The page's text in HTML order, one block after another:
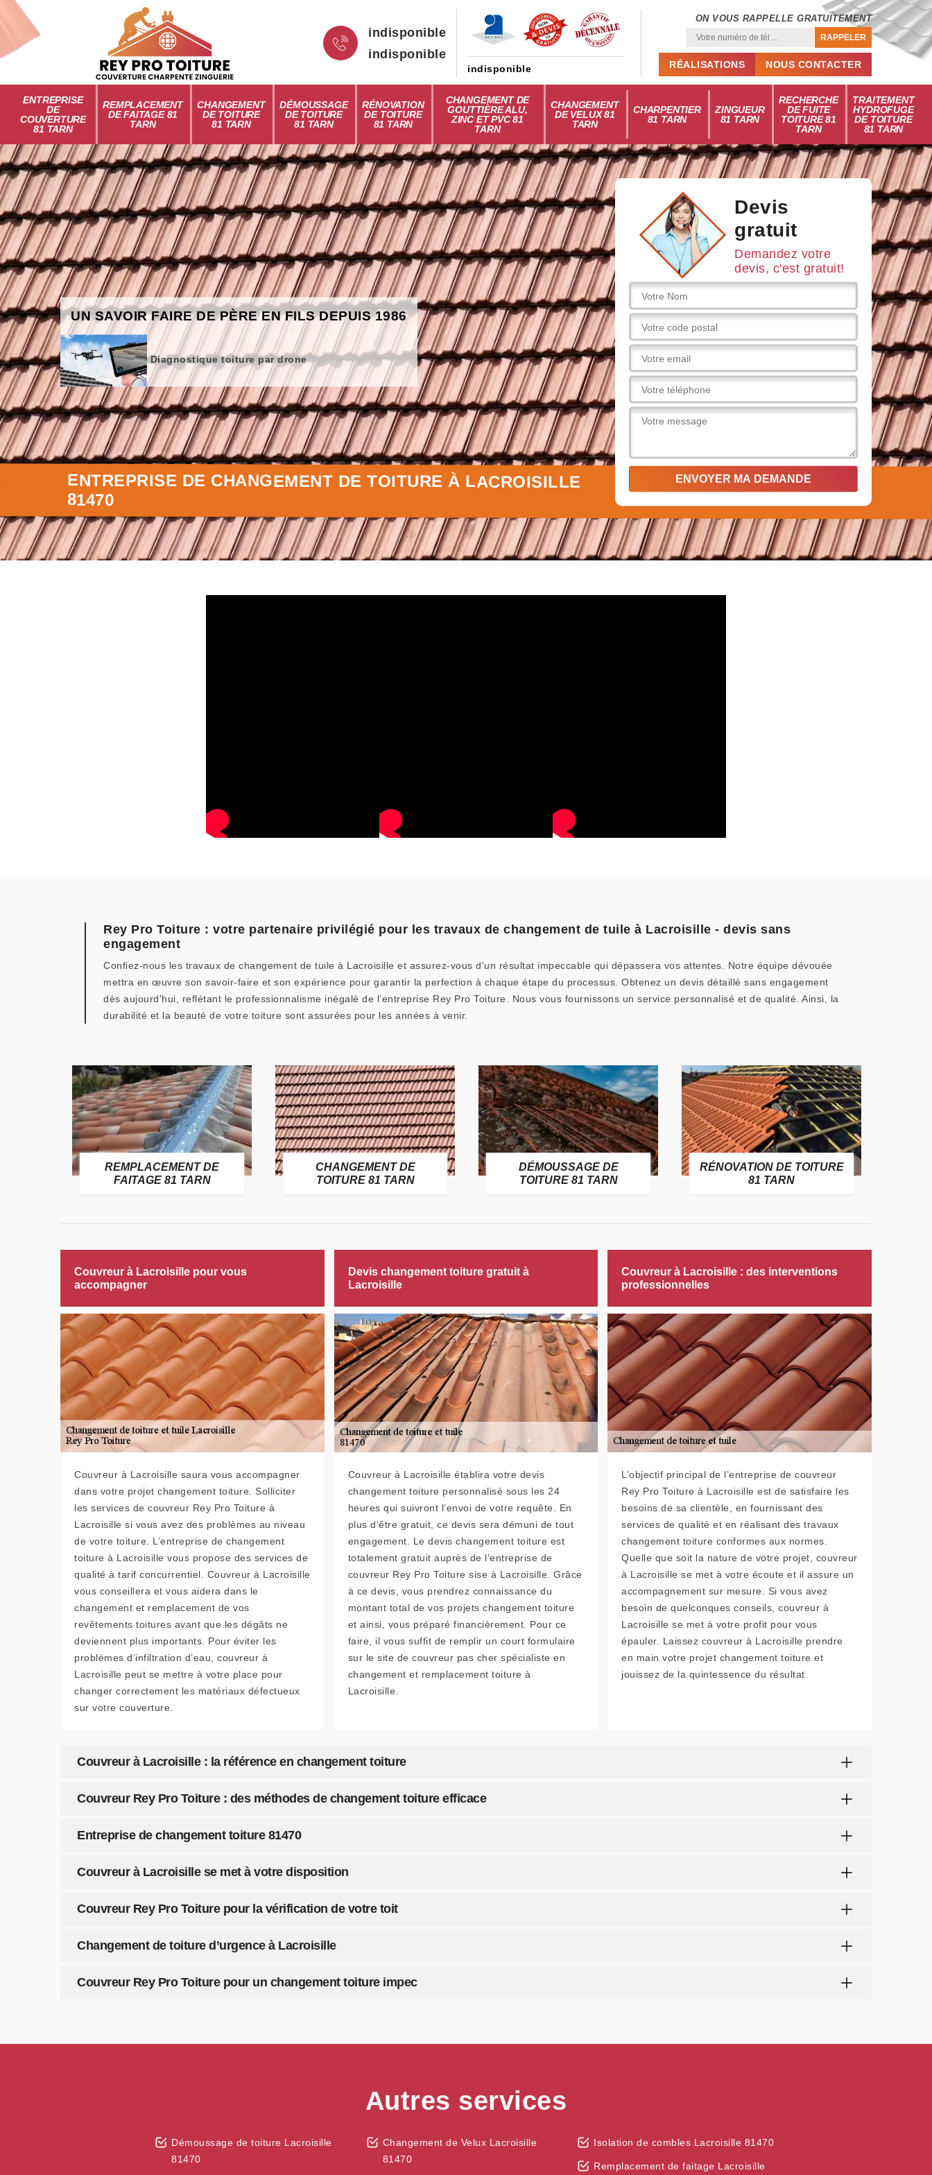
indisponible
indisponible
indisponible
ON VOUS RAPPELLE GRATUITEMENT
RÉALISATIONS NOUS CONTACTER
ENTREPRISE
DE
COUVERTURE
81 TARN
REMPLACEMENT
DE FAITAGE 81
TARN
CHANGEMENT
DE TOITURE
81 TARN
DÉMOUSSAGE
DE TOITURE
81 TARN
RÉNOVATION
DE TOITURE
81 TARN
CHANGEMENT DE
GOUTTIÈRE ALU,
ZINC ET PVC 81
TARN
CHANGEMENT
DE VELUX 81
TARN
CHARPENTIER
81 TARN
ZINGUEUR
81 TARN
RECHERCHE
DE FUITE
TOITURE 81
TARN
TRAITEMENT
HYDROFUGE
DE TOITURE
81 TARN
UN SAVOIR FAIRE DE PÈRE EN FILS DEPUIS 1986
Diagnostique toiture par drone
Devis
gratuit
Demandez votre
devis, c'est gratuit!
ENTREPRISE DE CHANGEMENT DE TOITURE À LACROISILLE
81470
Rey Pro Toiture : votre partenaire privilégié pour les travaux de changement de tuile à Lacroisille - devis sans
engagement
Confiez-nous les travaux de changement de tuile à Lacroisille et assurez-vous d'un résultat impeccable qui dépassera vos attentes. Notre équipe dévouée
mettra en œuvre son savoir-faire et son expérience pour garantir la perfection à chaque étape du processus. Obtenez un devis détaillé sans engagement
dès aujourd'hui, reflétant le professionnalisme inégalé de l’entreprise Rey Pro Toiture. Nous vous fournissons un service personnalisé et de qualité. Ainsi, la
durabilité et la beauté de votre toiture sont assurées pour les années à venir.
CHANGEMENT DE
TOITURE 81 TARN
DÉMOUSSAGE DE
TOITURE 81 TARN
RÉNOVATION DE TOITURE
81 TARN
CHANGEMENT DE
GOUTTIÈRE ALU, ZINC ET
PVC 81 TARN
Couvreur à Lacroisille pour vous
accompagner
Couvreur à Lacroisille saura vous accompagner
dans votre projet changement toiture. Solliciter
les services de couvreur Rey Pro Toiture à
Lacroisille si vous avez des problèmes au niveau
de votre toiture. L’entreprise de changement
toiture à Lacroisille vous propose des services de
qualité à tarif concurrentiel. Couvreur à Lacroisille
vous conseillera et vous aidera dans le
changement et remplacement de vos
revêtements toitures avant que les dégâts ne
deviennent plus importants. Pour éviter les
problèmes d’infiltration d’eau, couvreur à
Lacroisille peut se mettre à votre place pour
changer correctement les matériaux défectueux
sur votre couverture.
Devis changement toiture gratuit à
Lacroisille
Couvreur à Lacroisille établira votre devis
changement toiture personnalisé sous les 24
heures qui suivront l’envoi de votre requête. En
plus d’être gratuit, ce devis sera démuni de tout
engagement. Le devis changement toiture est
totalement gratuit auprès de l’entreprise de
couvreur Rey Pro Toiture sise à Lacroisille. Grâce
à ce devis, vous prendrez connaissance du
montant total de vos projets changement toiture
et ainsi, vous préparé financièrement. Pour ce
faire, il vous suffit de remplir un court formulaire
sur le site de couvreur pas cher spécialiste en
changement et remplacement toiture à
Lacroisille.
Couvreur à Lacroisille : des interventions
professionnelles
L’objectif principal de l’entreprise de couvreur
Rey Pro Toiture à Lacroisille est de satisfaire les
besoins de sa clientèle, en fournissant des
services de qualité et en réalisant des travaux
changement toiture conformes aux normes.
Quelle que soit la nature de votre projet, couvreur
à Lacroisille se met à votre écoute et il assure un
accompagnement sur mesure. Si vous avez
besoin de quelconques conseils, couvreur à
Lacroisille se met à votre profit pour vous
épauler. Laissez couvreur à Lacroisille prendre
en main votre projet changement toiture et
jouissez de la quintessence du résultat.
Couvreur à Lacroisille : la référence en changement toiture
Couvreur Rey Pro Toiture : des méthodes de changement toiture efficace
Entreprise de changement toiture 81470
Couvreur à Lacroisille se met à votre disposition
Couvreur Rey Pro Toiture pour la vérification de votre toit
Changement de toiture d’urgence à Lacroisille
Couvreur Rey Pro Toiture pour un changement toiture impec
Autres services
Démoussage de toiture Lacroisille
81470
Changement de Velux Lacroisille
81470
Isolation de combles Lacroisille 81470
Remplacement de faitage Lacroisille